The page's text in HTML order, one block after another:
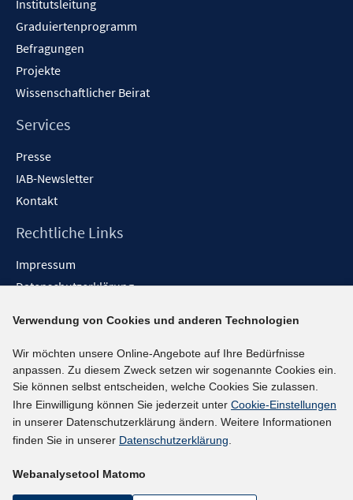
Institutsleitung
Graduiertenprogramm
Befragungen
Projekte
Wissenschaftlicher Beirat
Services
Presse
IAB-Newsletter
Kontakt
Rechtliche Links
Impressum
Datenschutzerklärung
Barrieren melden
Social-Media-Kanäle
BlueSky
YouTube
LinkedIn
kununu
Verwendung von Cookies und anderen Technologien
Wir möchten unsere Online-Angebote auf Ihre Bedürfnisse
anpassen. Zu diesem Zweck setzen wir sogenannte Cookies ein.
Sie können selbst entscheiden, welche Cookies Sie zulassen.
Ihre Einwilligung können Sie jederzeit unter Cookie-Einstellungen
in unserer Datenschutzerklärung ändern. Weitere Informationen
finden Sie in unserer Datenschutzerklärung.
Webanalysetool Matomo